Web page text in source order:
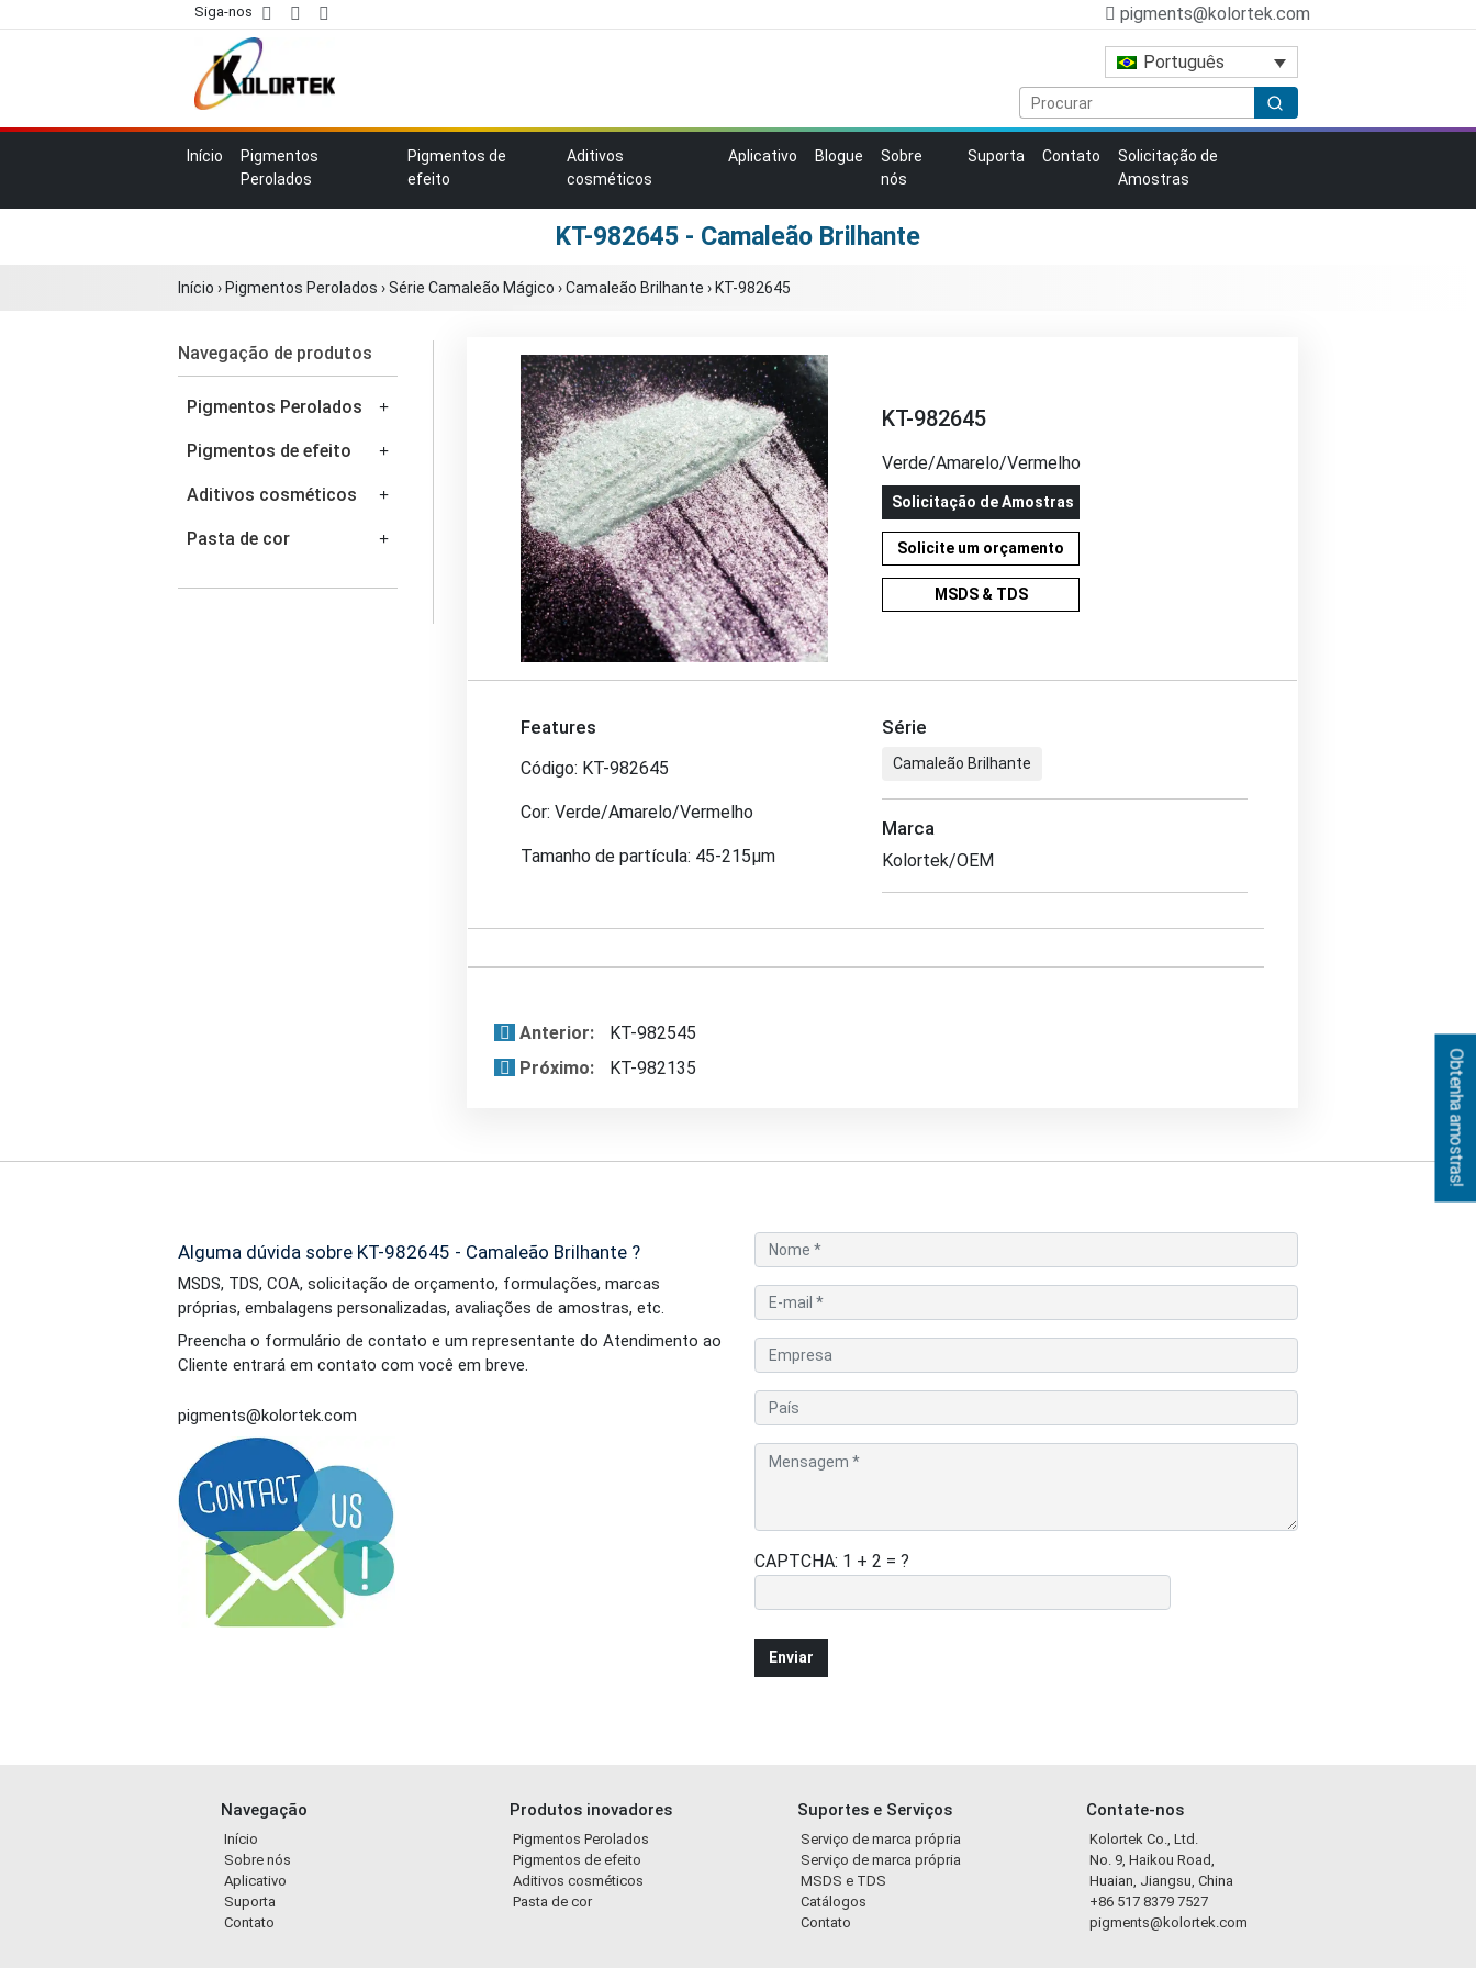
Siga-nos pigments@kolortek.com
Português
Início
Pigmentos
Perolados
Pigmentos de
efeito
Aditivos
cosméticos
Aplicativo Blogue
Sobre
nós
Suporta Contato
Solicitação de
Amostras
KT-982645 - Camaleão Brilhante
Início › Pigmentos Perolados ›Série Camaleão Mágico ›Camaleão Brilhante › KT-982645
Navegação de produtos
Pigmentos Perolados
Pigmentos de efeito
Aditivos cosméticos
Pasta de cor
KT-982645
Verde/Amarelo/Vermelho
Solicitação de Amostras
Solicite um orçamento
MSDS & TDS
Features
Código: KT-982645
Cor: Verde/Amarelo/Vermelho
Tamanho de partícula: 45-215μm
Série
Camaleão Brilhante
Marca
Kolortek/OEM
Anterior:
KT-982545
Próximo:
KT-982135
Alguma dúvida sobre KT-982645 - Camaleão Brilhante ?
MSDS, TDS, COA, solicitação de orçamento, formulações, marcas
próprias, embalagens personalizadas, avaliações de amostras, etc.
Preencha o formulário de contato e um representante do Atendimento ao
Cliente entrará em contato com você em breve.
pigments@kolortek.com
CAPTCHA: 1 + 2 = ?
Navegação
Início
Sobre nós
Aplicativo
Suporta
Contato
Produtos inovadores
Pigmentos Perolados
Pigmentos de efeito
Aditivos cosméticos
Pasta de cor
Suportes e Serviços
Serviço de marca própria
Serviço de marca própria
MSDS e TDS
Catálogos
Contato
Contate-nos
Kolortek Co., Ltd.
No. 9, Haikou Road,
Huaian, Jiangsu, China
+86 517 8379 7527
pigments@kolortek.com
Obtenha amostras!